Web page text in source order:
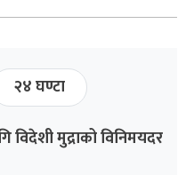
२४ घण्टा
मुद्राको विनिमयदर